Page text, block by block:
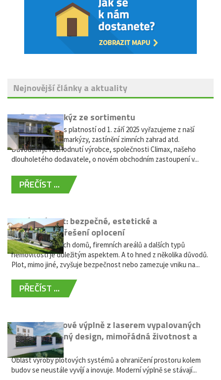
Nejnovější články a aktuality
Vyřazení markýz ze sortimentu
Vážení zákazníci, s platností od 1. září 2025 vyřazujeme z naší
nabídky výsuvné markýzy, zastínění zimních zahrad atd.
Důvodem je rozhodnutí výrobce, společnosti Climax, našeho
dlouholetého dodavatele, o novém obchodním zastoupení v...
PŘEČÍST ...
Hliníkový plot: bezpečné, estetické a
bezúdržbové řešení oplocení
Oplocení rodinných domů, firemních areálů a dalších typů
nemovitostí je důležitým aspektem. A to hned z několika důvodů.
Plot, mimo jiné, zvyšuje bezpečnost nebo zamezuje vniku na...
PŘEČÍST ...
Moderní plotové výplně z laserem vypalovaných
kovů: výjimečný design, mimořádná životnost a
žádná údržba
Oblast výroby plotových systémů a ohraničení prostoru kolem
budov se neustále vyvíjí a inovuje. Moderní výplně se stávají...